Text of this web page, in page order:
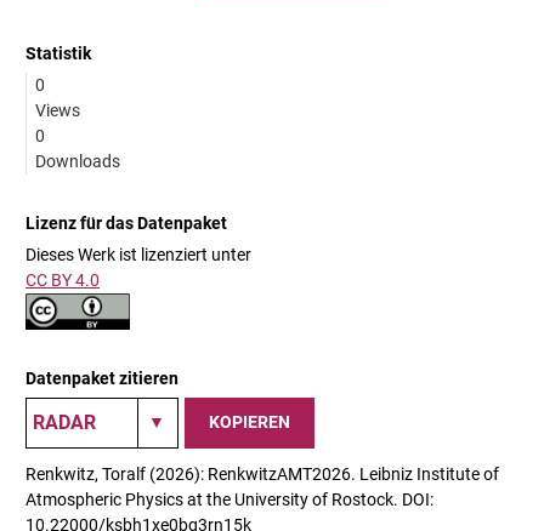
Statistik
0
Views
0
Downloads
Lizenz für das Datenpaket
Dieses Werk ist lizenziert unter
CC BY 4.0
Datenpaket zitieren
KOPIEREN
Renkwitz, Toralf (2026): RenkwitzAMT2026. Leibniz Institute of
Atmospheric Physics at the University of Rostock. DOI:
10.22000/ksbh1xe0bg3rn15k